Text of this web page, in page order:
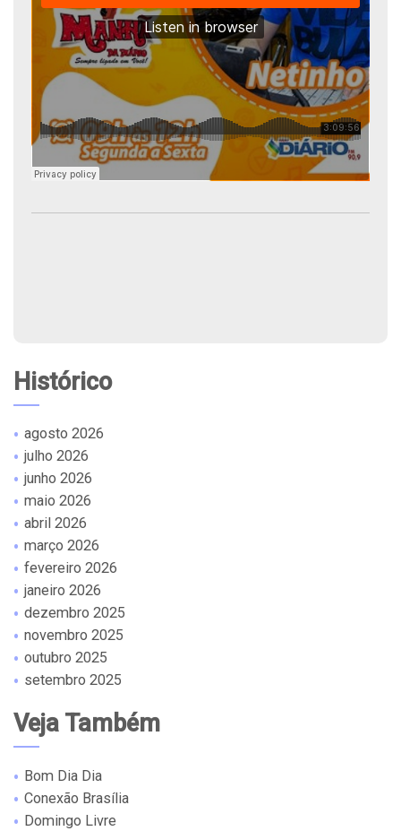
Histórico
agosto 2026
julho 2026
junho 2026
maio 2026
abril 2026
março 2026
fevereiro 2026
janeiro 2026
dezembro 2025
novembro 2025
outubro 2025
setembro 2025
Veja Também
Bom Dia Dia
Conexão Brasília
Domingo Livre